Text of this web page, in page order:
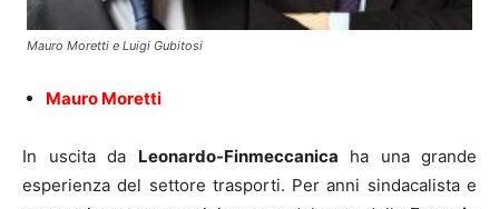
Mauro Moretti e Luigi Gubitosi
Mauro Moretti
In uscita da Leonardo-Finmeccanica ha una grande
esperienza del settore trasporti. Per anni sindacalista e